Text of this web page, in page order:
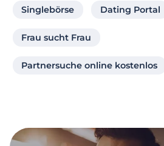
Singlebörse Dating Portal
Frau sucht Frau
Partnersuche online kostenlos